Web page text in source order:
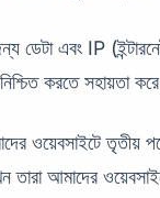
ডেটা এবং IP
করতে সহায়তা
ওয়েবসাইটে তৃতীয়
আমাদের